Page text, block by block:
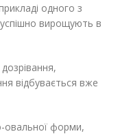
одного з
успішно вирощують в
відбувається вже
овальної форми,